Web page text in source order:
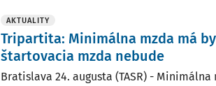
AKTUALITY
Tripartita: Minimálna mzda má
štartovacia mzda nebude
Bratislava 24. augusta (TASR) -